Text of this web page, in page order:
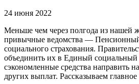
24 июня 2022
Меньше чем через полгода из нашей
привычные ведомства —
социального страхования.
объединить их в Единый социальный
сэкономленные средства направить
других выплат. Рассказываем